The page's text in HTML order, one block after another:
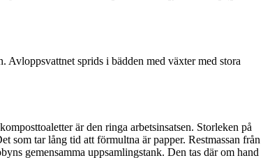
sprids i bädden med växter med stora
är den ringa arbetsinsatsen. Storleken på
som tar lång tid att förmultna är papper. Restmassan från
gemensamma uppsamlingstank. Den tas där om hand